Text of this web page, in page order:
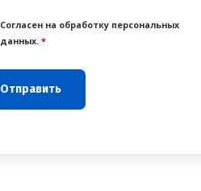
Cогласен на обработку персональных
данных. *